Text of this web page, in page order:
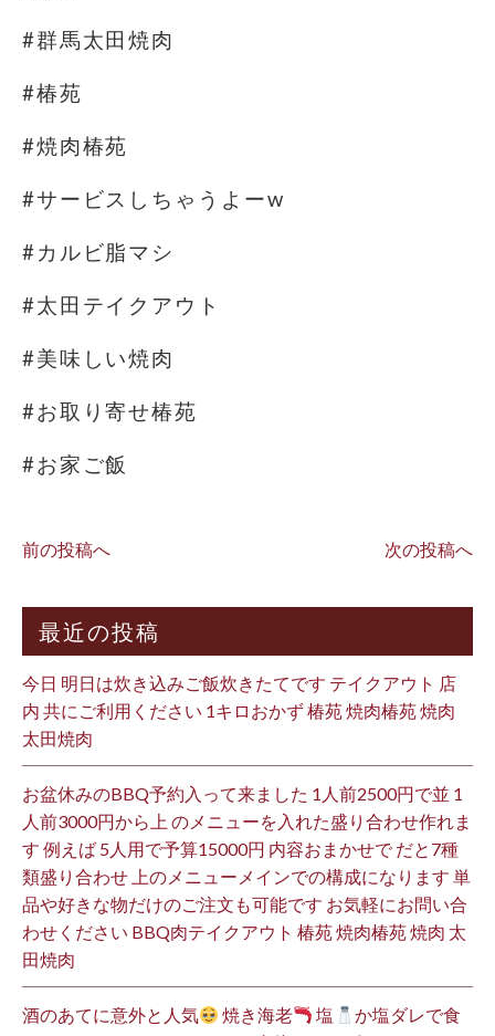
#群馬太田焼肉
#椿苑
#焼肉椿苑
#サービスしちゃうよーw
#カルビ脂マシ
#太田テイクアウト
#美味しい焼肉
#お取り寄せ椿苑
#お家ご飯
前の投稿へ 次の投稿へ
最近の投稿
今日 明日は炊き込みご飯炊きたてです テイクアウト 店
内 共にご利用ください 1キロおかず 椿苑 焼肉椿苑 焼肉
太田焼肉
お盆休みのBBQ予約入って来ました 1人前2500円で並 1
人前3000円から上 のメニューを入れた盛り合わせ作れま
す 例えば 5人用で予算15000円 内容おまかせで だと7種
類盛り合わせ 上のメニューメインでの構成になります 単
品や好きな物だけのご注文も可能です お気軽にお問い合
わせください BBQ肉テイクアウト 椿苑 焼肉椿苑 焼肉 太
田焼肉
酒のあてに意外と人気 焼き海老 塩
か塩ダレで食